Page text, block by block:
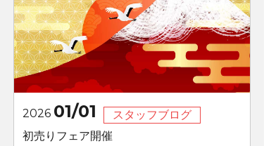
2026 01/01
スタッフブログ
初売りフェア開催